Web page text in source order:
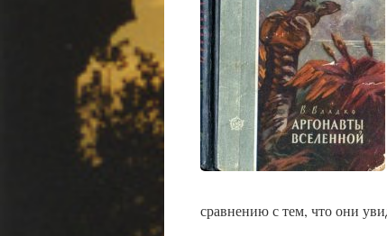
сравнению с тем, что они